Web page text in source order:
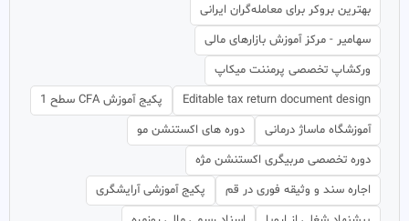
بهترین بروکر برای معامله‌گران ایرانی
سهامیر - مرکز آموزش بازارهای مالی
ورکشاپ تخصصی پرمننت میکاپ
Editable tax return document design
پکیج آموزش CFA سطح 1
آموزشگاه ماساژ درمانی
دوره های اکستنشن مو
دوره تخصصی مربیگری اکستنشن مژه
اجاره سند و وثیقه فوری در قم
پکیج آموزشی آرایشگری